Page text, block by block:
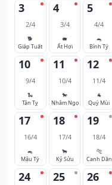
3
2/4
🐕
Giáp Tuất
4
3/4
🐖
Ất Hợi
5
4/4
🐀
Bính Tý
10
9/4
🐍
Tân Tỵ
11
10/4
🐎
Nhâm Ngọ
12
11/4
🐐
Quý Mùi
17
16/4
🐀
Mậu Tý
18
17/4
🐂
Kỷ Sửu
19
18/4
🐅
Canh Dần
24 25 26